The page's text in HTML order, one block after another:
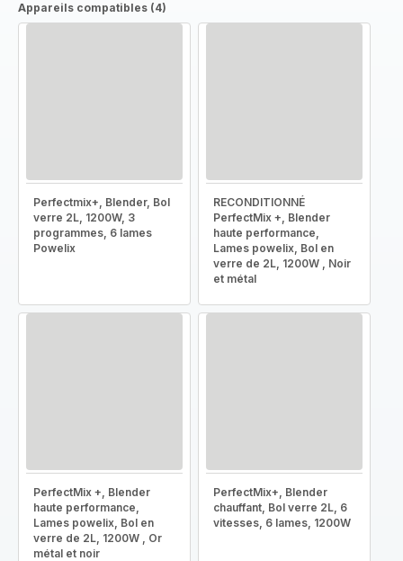
Appareils compatibles (4)
Perfectmix+, Blender, Bol
verre 2L, 1200W, 3
programmes, 6 lames
Powelix
RECONDITIONNÉ
PerfectMix +, Blender
haute performance,
Lames powelix, Bol en
verre de 2L, 1200W , Noir
et métal
PerfectMix +, Blender
haute performance,
Lames powelix, Bol en
verre de 2L, 1200W , Or
métal et noir
PerfectMix+, Blender
chauffant, Bol verre 2L, 6
vitesses, 6 lames, 1200W